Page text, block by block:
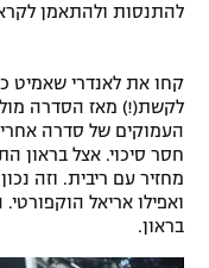
להתנסות ולהתאמן
לקשת(!) מאז הסדרה מול
העמוקים של סדרה
חסר סיכוי. אצל בראון
מחזיר עם ריבית. וזה
ואפילו אריאל
בראון.